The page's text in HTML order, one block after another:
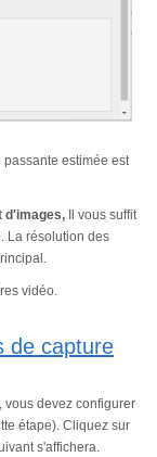
estimée est
d'images, Il vous suffit
La résolution des
vidéo.
de capture
vous devez configurer
étape). Cliquez sur
s'affichera.